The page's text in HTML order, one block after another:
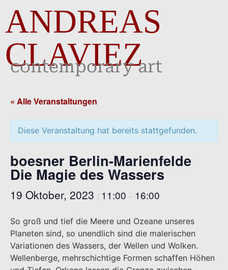
ANDREAS
CLAVIEZ
contemporary art
« Alle Veranstaltungen
Diese Veranstaltung hat bereits stattgefunden.
boesner Berlin-Marienfelde
Die Magie des Wassers
19 Oktober, 2023 | 11:00 – 16:00
So groß und tief die Meere und Ozeane unseres
Planeten sind, so unendlich sind die malerischen
Variationen des Wassers, der Wellen und Wolken.
Wellenberge, mehrschichtige Formen schaffen Höhen